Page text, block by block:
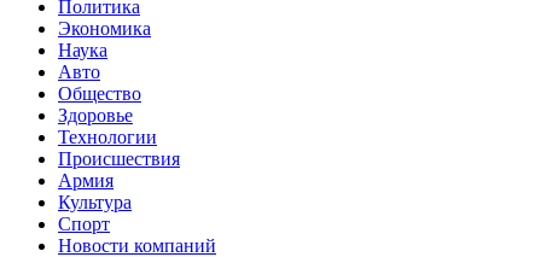
Политика
Экономика
Наука
Авто
Общество
Здоровье
Технологии
Происшествия
Армия
Культура
Спорт
Новости компаний